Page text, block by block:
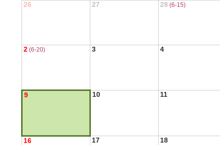
26 27 28 (6-15)
2 (6-20) 3 4
9 10 11
16 17 18